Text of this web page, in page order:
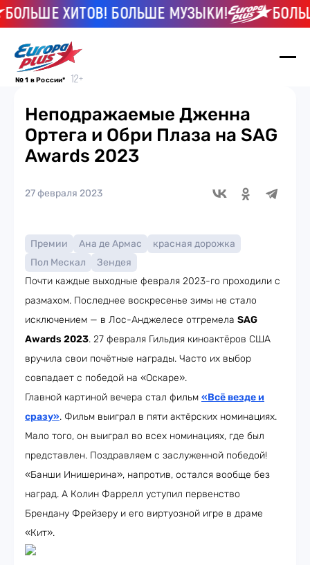
ХИТОВ! БОЛЬШЕ МУЗЫКИ! БОЛЬШЕ
№ 1 в России*
Неподражаемые Дженна
Ортега и Обри Плаза на SAG
Awards 2023
27 февраля 2023
Премии Ана де Армас
красная дорожка
Пол Мескал
Зендея
Почти каждые выходные февраля 2023-го проходили с
размахом. Последнее воскресенье зимы не стало
исключением — в Лос-Анджелесе отгремела SAG
Awards 2023. 27 февраля Гильдия киноактёров США
вручила свои почётные награды. Часто их выбор
совпадает с победой на «Оскаре».
Главной картиной вечера стал фильм «Всё везде и
сразу». Фильм выиграл в пяти актёрских номинациях.
Мало того, он выиграл во всех номинациях, где был
представлен. Поздравляем с заслуженной победой!
«Банши Инишерина», напротив, остался вообще без
наград. А Колин Фаррелл уступил первенство
Брендану Фрейзеру и его виртуозной игре в драме
«Кит».